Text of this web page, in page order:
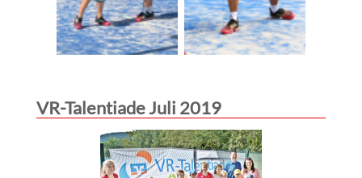
VR-Talentiade Juli 2019